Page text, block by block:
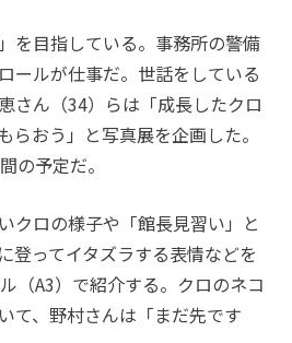
を目指している。事務所の警備
ールが仕事だ。世話をしている
さん（34）らは「成長したクロ
らおう」と写真展を企画した。
の予定だ。
クロの様子や「館長見習い」と
登ってイタズラする表情などを
（A3）で紹介する。クロのネコ
て、野村さんは「まだ先です